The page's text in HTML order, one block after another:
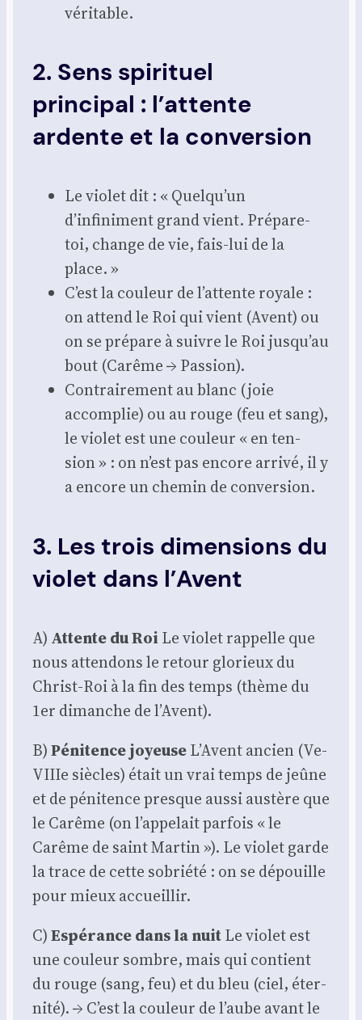
véri­table.
2. Sens spirituel
principal : l’attente
ardente et la conversion
Le vio­let dit : « Quelqu’un
d’infiniment grand vient. Pré­pare-
toi, change de vie, fais-lui de la
place. »
C’est la cou­leur de l’attente royale :
on attend le Roi qui vient (Avent) ou
on se pré­pare à suivre le Roi jusqu’au
bout (Carême → Pas­sion).
Contrai­re­ment au blanc (joie
accom­plie) ou au rouge (feu et sang),
le vio­let est une cou­leur « en ten­
sion » : on n’est pas encore arri­vé, il y
a encore un che­min de conver­sion.
3. Les trois dimensions du
violet dans l’Avent
A) Attente du RoiLe vio­let rap­pelle que
nous atten­dons le retour glo­rieux du
Christ-Roi à la fin des temps (thème du
1er dimanche de l’Avent).
B)Péni­tence joyeuseL’Avent ancien (Ve-
VIIIe siècles) était un vrai temps de jeûne
et de péni­tence presque aus­si aus­tère que
le Carême (on l’appelait par­fois « le
Carême de saint Mar­tin »). Le vio­let garde
la trace de cette sobrié­té : on se dépouille
pour mieux accueillir.
C)Espé­rance dans la nuitLe vio­let est
une cou­leur sombre, mais qui contient
du rouge (sang, feu) et du bleu (ciel, éter­
ni­té). → C’est la cou­leur de l’aube avant le